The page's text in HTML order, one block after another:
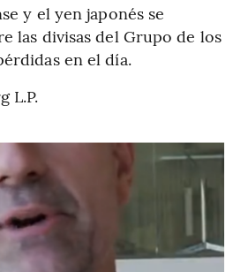
y el yen japonés se
las divisas del Grupo de los
en el día.
L.P.